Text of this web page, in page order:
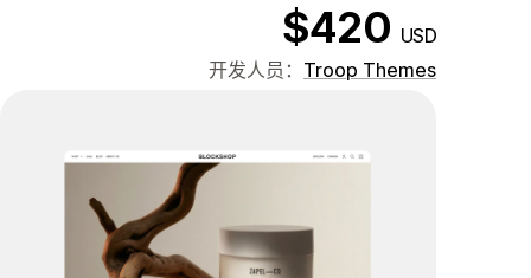
$420 USD
开发人员： Troop Themes